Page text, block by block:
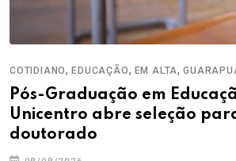
COTIDIANO,EDUCAÇÃO, EM ALTA,
Pós-Graduação em
Unicentro abre seleção
doutorado